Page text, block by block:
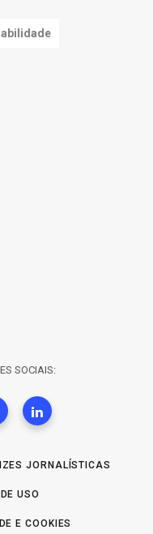
SOCIAIS:
JORNALÍSTICAS
USO
E COOKIES